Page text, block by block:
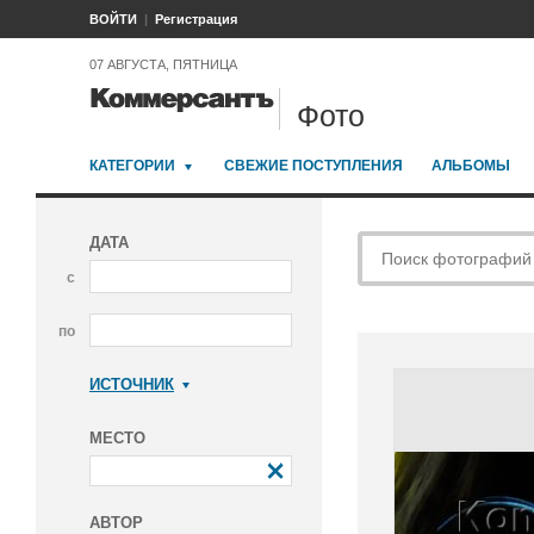
ВОЙТИ Регистрация
07 АВГУСТА, ПЯТНИЦА
Фото
КАТЕГОРИИ СВЕЖИЕ ПОСТУПЛЕНИЯ АЛЬБОМЫ
ДАТА
с
по
ИСТОЧНИК
МЕСТО
АВТОР